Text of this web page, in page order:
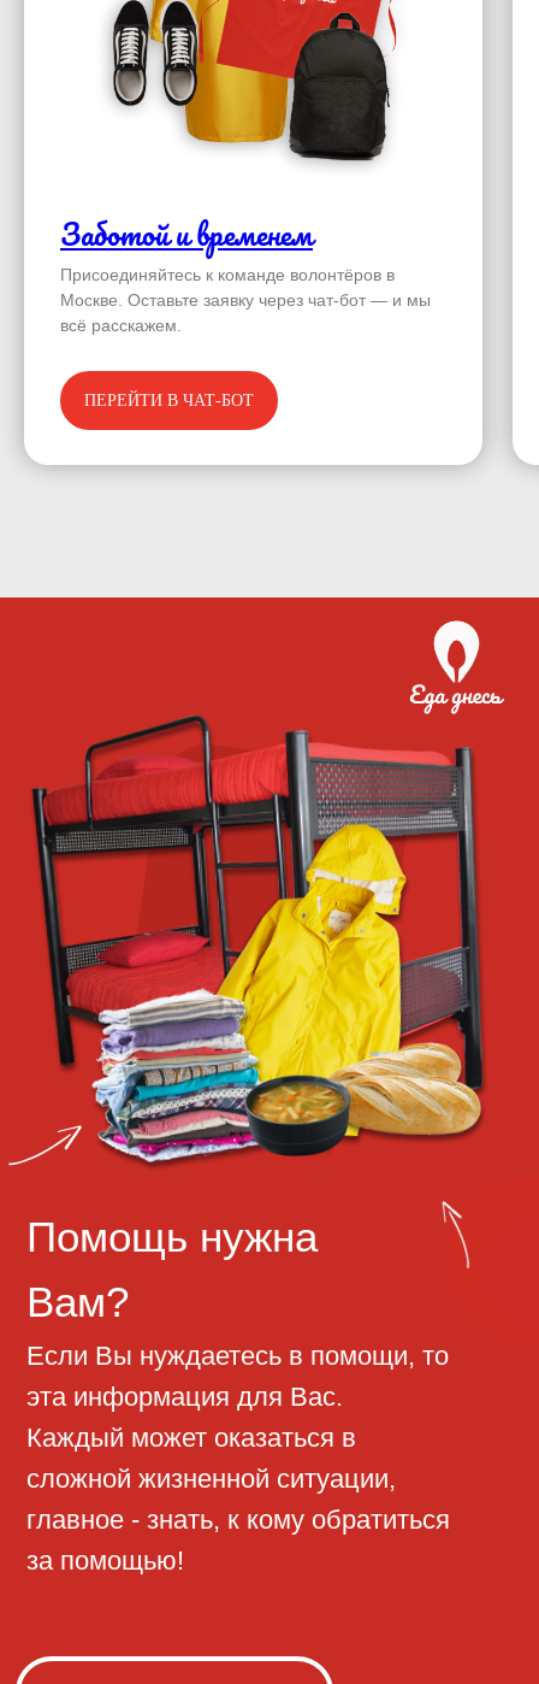
Заботой и временем
Присоединяйтесь к команде волонтёров в
Москве. Оставьте заявку через чат-бот — и мы
всё расскажем.
ПЕРЕЙТИ В ЧАТ-БОТ